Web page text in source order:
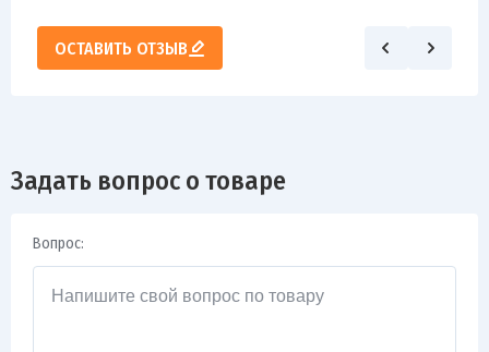
ОСТАВИТЬ ОТЗЫВ
Задать вопрос о товаре
Вопрос: